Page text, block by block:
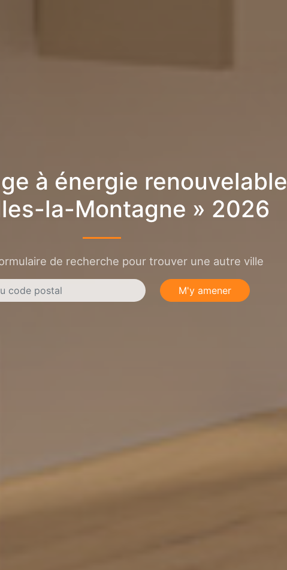
à énergie renouvelable
la-Montagne » 2026
de recherche pour trouver une autre ville
M'y amener